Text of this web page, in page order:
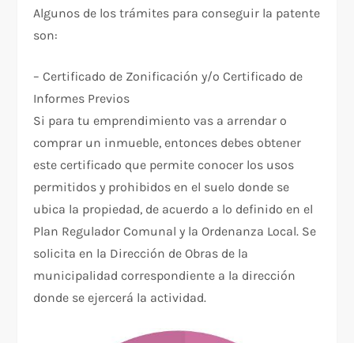
Algunos de los trámites para conseguir la patente
son:
– Certificado de Zonificación y/o Certificado de
Informes Previos
Si para tu emprendimiento vas a arrendar o
comprar un inmueble, entonces debes obtener
este certificado que permite conocer los usos
permitidos y prohibidos en el suelo donde se
ubica la propiedad, de acuerdo a lo definido en el
Plan Regulador Comunal y la Ordenanza Local. Se
solicita en la Dirección de Obras de la
municipalidad correspondiente a la dirección
donde se ejercerá la actividad.